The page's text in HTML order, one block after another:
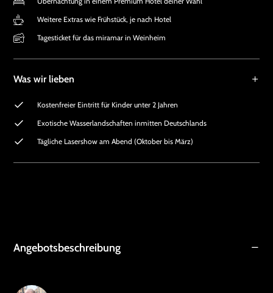
Weitere Extras wie Frühstück, je nach Hotel
Tagesticket für das miramar in Weinheim
Was wir lieben
Kostenfreier Eintritt für Kinder unter 2 Jahren
Exotische Wasserlandschaften inmitten Deutschlands
Tägliche Lasershow am Abend (Oktober bis März)
Angebotsbeschreibung